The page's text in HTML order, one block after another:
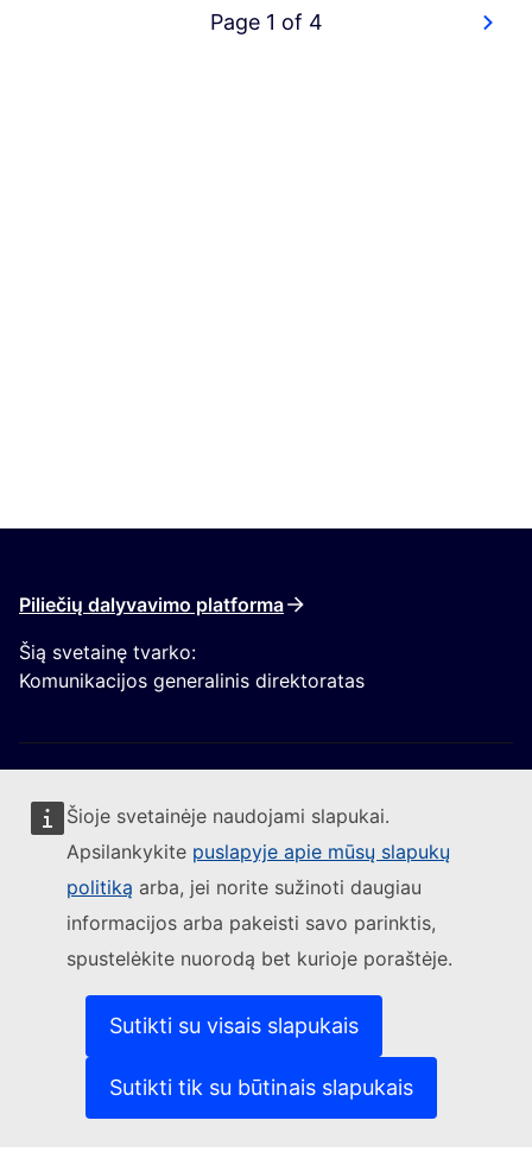
Šioje svetainėje naudojami slapukai.
Apsilankykite puslapyje apie mūsų slapukų
politiką arba, jei norite sužinoti daugiau
informacijos arba pakeisti savo parinktis,
spustelėkite nuorodą bet kurioje poraštėje.
Sutikti su visais slapukais
Sutikti tik su būtinais slapukais
Page 1 of 4
Piliečių dalyvavimo platforma
Šią svetainę tvarko:
Komunikacijos generalinis direktoratas
Sekite Europos Komisijos naujienas
Susisiekite su mumis(Išorės nuoroda)
Pranešti apie IT pažeidžiamumą(Išorės nuoroda)
Kalbos mūsų interneto svetainėse(Išorės nuoroda)
(Išorės nuoroda)
Privatumo politika
Teisinis pranešimas(Išorės nuoroda)